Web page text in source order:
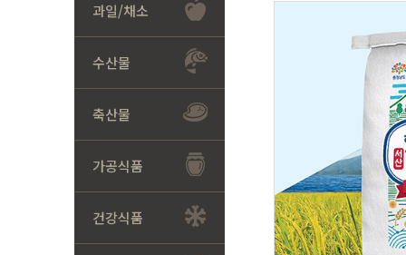
과일/채소
수산물
축산물
가공식품
건강식품